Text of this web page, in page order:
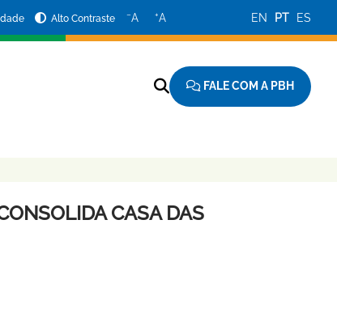
Alto Contraste −A +A EN PT ES
FALE COM A PBH
CASA DAS